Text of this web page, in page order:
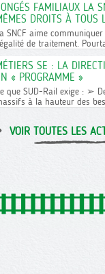
FAMILIAUX LA
DROITS À TOUS
SNCF aime
de traitement.
SE : LA
« PROGRAMME »
que SUD-Rail exige : ➢
à la hauteur des
VOIR TOUTES LES